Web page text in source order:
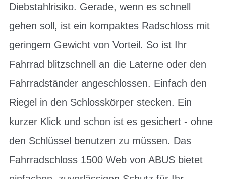
Diebstahlrisiko. Gerade, wenn es schnell
gehen soll, ist ein kompaktes Radschloss mit
geringem Gewicht von Vorteil. So ist Ihr
Fahrrad blitzschnell an die Laterne oder den
Fahrradständer angeschlossen. Einfach den
Riegel in den Schlosskörper stecken. Ein
kurzer Klick und schon ist es gesichert - ohne
den Schlüssel benutzen zu müssen. Das
Fahrradschloss 1500 Web von ABUS bietet